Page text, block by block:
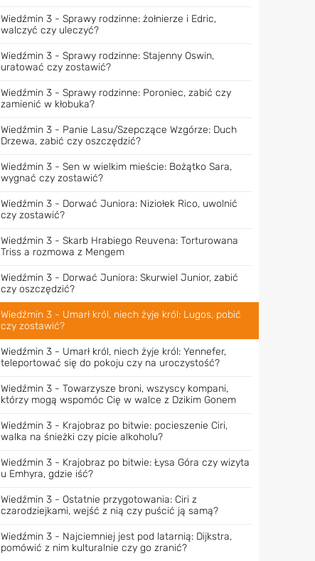
Wiedźmin 3 - Sprawy rodzinne: żołnierze i Edric,
walczyć czy uleczyć?
Wiedźmin 3 - Sprawy rodzinne: Stajenny Oswin,
uratować czy zostawić?
Wiedźmin 3 - Sprawy rodzinne: Poroniec, zabić czy
zamienić w kłobuka?
Wiedźmin 3 - Panie Lasu/Szepczące Wzgórze: Duch
Drzewa, zabić czy oszczędzić?
Wiedźmin 3 - Sen w wielkim mieście: Bożątko Sara,
wygnać czy zostawić?
Wiedźmin 3 - Dorwać Juniora: Niziołek Rico, uwolnić
czy zostawić?
Wiedźmin 3 - Skarb Hrabiego Reuvena: Torturowana
Triss a rozmowa z Mengem
Wiedźmin 3 - Dorwać Juniora: Skurwiel Junior, zabić
czy oszczędzić?
Wiedźmin 3 - Umarł król, niech żyje król: Lugos, pobić
czy zostawić?
Wiedźmin 3 - Umarł król, niech żyje król: Yennefer,
teleportować się do pokoju czy na uroczystość?
Wiedźmin 3 - Towarzysze broni, wszyscy kompani,
którzy mogą wspomóc Cię w walce z Dzikim Gonem
Wiedźmin 3 - Krajobraz po bitwie: pocieszenie Ciri,
walka na śnieżki czy picie alkoholu?
Wiedźmin 3 - Krajobraz po bitwie: Łysa Góra czy wizyta
u Emhyra, gdzie iść?
Wiedźmin 3 - Ostatnie przygotowania: Ciri z
czarodziejkami, wejść z nią czy puścić ją samą?
Wiedźmin 3 - Najciemniej jest pod latarnią: Dijkstra,
pomówić z nim kulturalnie czy go zranić?